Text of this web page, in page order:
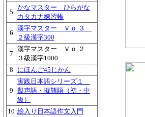
5
かなマスター ひらがな
カタカナ練習帳
6
漢字マスター Ｖｏ.３
２級漢字300
7
漢字マスター Ｖｏ.２
３級漢字1000
8
にほんご45じかん
9
実践日本語シリーズ１
擬声語・擬態語（初・中
級）
10 絵入り日本語作文入門